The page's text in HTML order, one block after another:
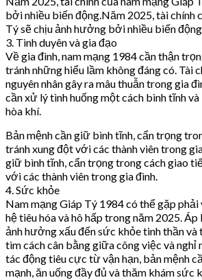
bởi nhiều biến động.Năm 2025, tài chính
Tý sẽ chịu ảnh hưởng bởi nhiều biến
3. Tình duyên và gia đạo
Về gia đình, nam mạng 1984 cần thận
tránh những hiểu lầm không đáng có. Tài
nguyên nhân gây ra mâu thuẫn trong gia
cần xử lý tình huống một cách bình tĩnh
hòa khí.
Bản mệnh cần giữ bình tĩnh, cẩn trọng
tránh xung đột với các thành viên trong
giữ bình tĩnh, cẩn trọng trong cách giao
với các thành viên trong gia đình.
4. Sức khỏe
Nam mạng Giáp Tý 1984 có thể gặp phải
hệ tiêu hóa và hô hấp trong năm 2025.
ảnh hưởng xấu đến sức khỏe tinh thần và
tìm cách cân bằng giữa công việc và
tác động tiêu cực từ vận hạn, bản mệnh
mạnh, ăn uống đầy đủ và thăm khám sức